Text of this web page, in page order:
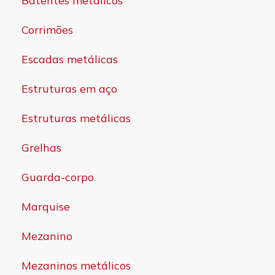
Corrimões
Escadas metálicas
Estruturas em aço
Estruturas metálicas
Grelhas
Guarda-corpo
Marquise
Mezanino
Mezaninos metálicos